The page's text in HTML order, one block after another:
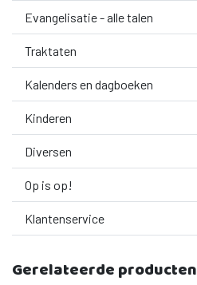
Evangelisatie - alle talen
Traktaten
Kalenders en dagboeken
Kinderen
Diversen
Op is op!
Klantenservice
Gerelateerde producten